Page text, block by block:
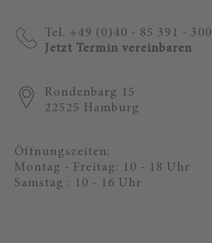
Tel. +49 (0)40 - 85 391 - 300
Jetzt Termin vereinbaren
Rondenbarg 15
22525 Hamburg
Öffnungszeiten:
Montag - Freitag: 10 - 18 Uhr
Samstag : 10 - 16 Uhr